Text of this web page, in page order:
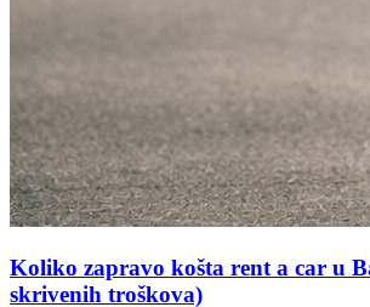
Koliko zapravo košta rent a car u
skrivenih troškova)